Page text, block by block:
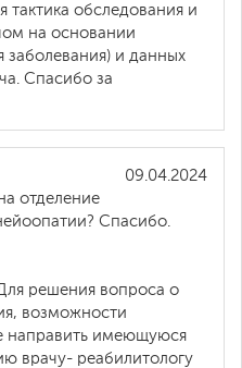
обследования и
на основании
и данных
Спасибо за
09.04.2024
отделение
Спасибо.
решения вопроса о
возможности
направить имеющуюся
врачу- реабилитологу